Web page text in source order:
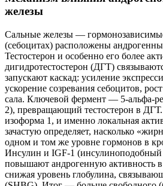
железы
Сальные железы —
(себоцитах) расположены
Тестостерон и особенно его более
дигидротестостерон (ДГТ)
запускают каскад: усиление
ускорение созревания себоцитов,
сала. Ключевой фермент —
2), превращающий тестостерон в
изоформа 1, и именно локальная
зачастую определяет, насколько
одном и том же уровне гормонов в
Инсулин и IGF‑1 (инсулиноподобный
повышают андрогенную активность
снижая уровень глобулина,